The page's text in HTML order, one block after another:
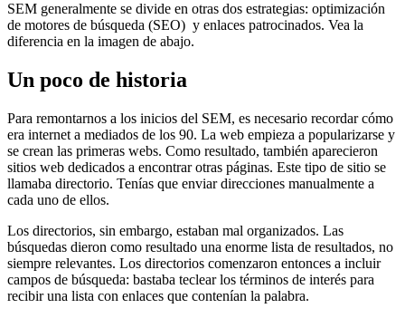
SEM generalmente se divide en otras dos estrategias: optimización
de motores de búsqueda (SEO) y enlaces patrocinados. Vea la
diferencia en la imagen de abajo.
Un poco de historia
Para remontarnos a los inicios del SEM, es necesario recordar cómo
era internet a mediados de los 90. La web empieza a popularizarse y
se crean las primeras webs. Como resultado, también aparecieron
sitios web dedicados a encontrar otras páginas. Este tipo de sitio se
llamaba directorio. Tenías que enviar direcciones manualmente a
cada uno de ellos.
Los directorios, sin embargo, estaban mal organizados. Las
búsquedas dieron como resultado una enorme lista de resultados, no
siempre relevantes. Los directorios comenzaron entonces a incluir
campos de búsqueda: bastaba teclear los términos de interés para
recibir una lista con enlaces que contenían la palabra.